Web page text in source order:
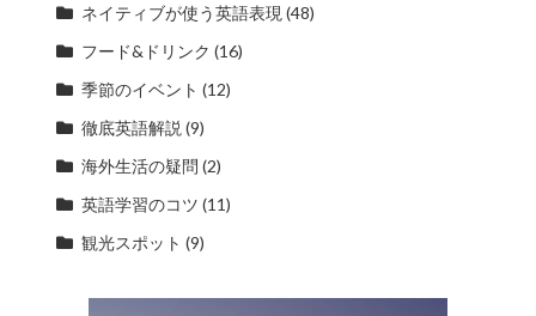
ネイティブが使う英語表現 (48)
フード&ドリンク (16)
季節のイベント (12)
徹底英語解説 (9)
海外生活の疑問 (2)
英語学習のコツ (11)
観光スポット (9)